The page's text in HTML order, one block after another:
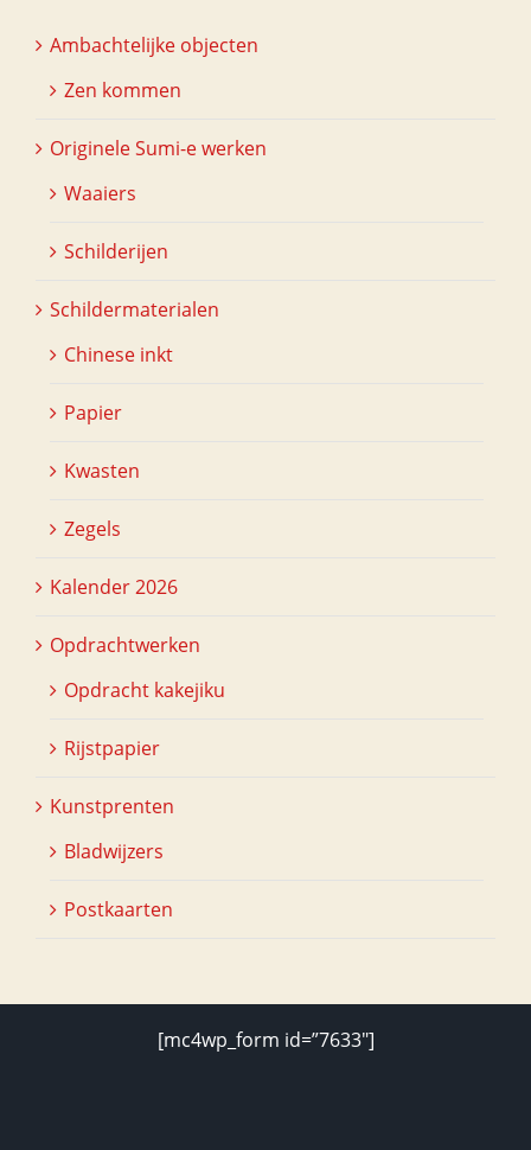
Ambachtelijke objecten
Zen kommen
Originele Sumi-e werken
Waaiers
Schilderijen
Schildermaterialen
Chinese inkt
Papier
Kwasten
Zegels
Kalender 2026
Opdrachtwerken
Opdracht kakejiku
Rijstpapier
Kunstprenten
Bladwijzers
Postkaarten
[mc4wp_form id=”7633″]